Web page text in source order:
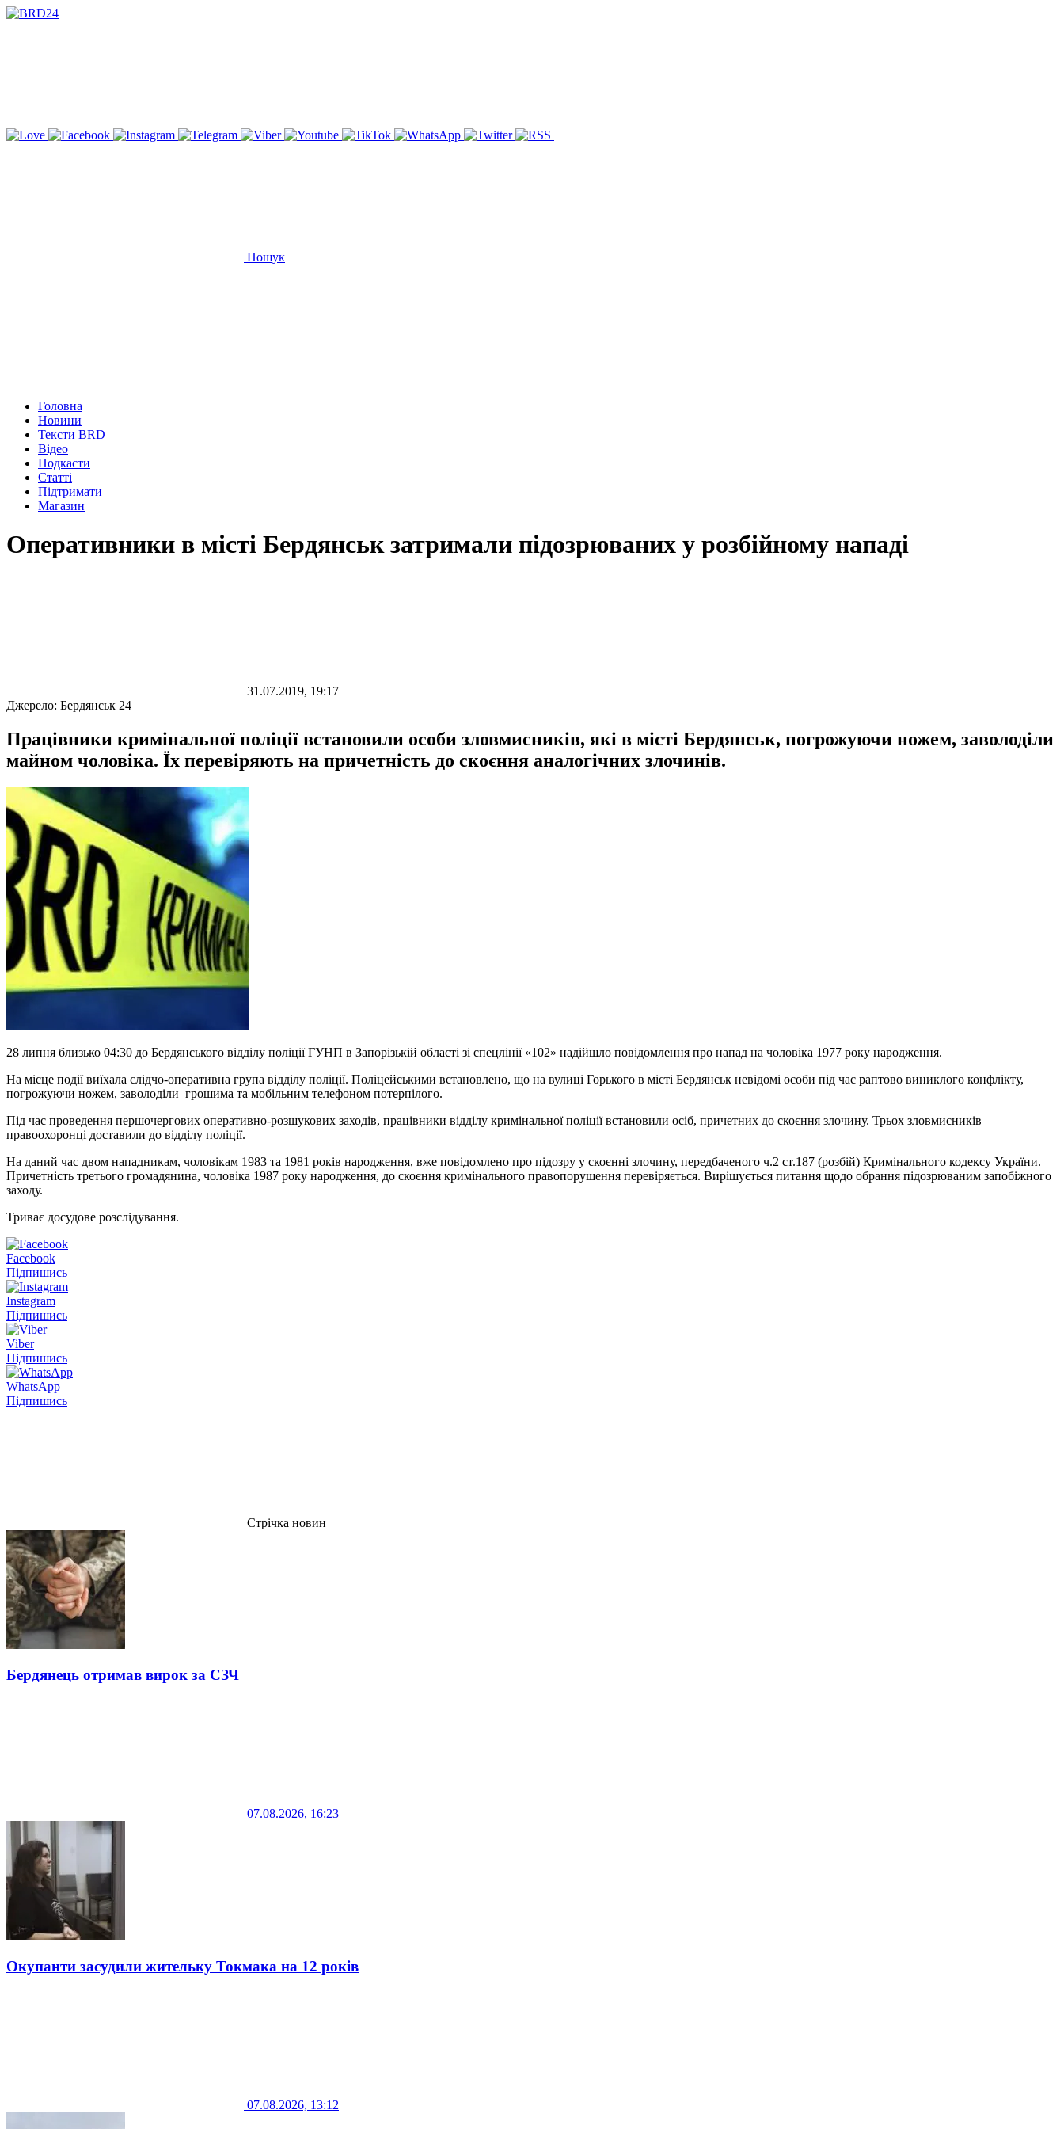
Пошук
Головна
Новини
Тексти BRD
Відео
Подкасти
Статті
Підтримати
Магазин
Оперативники в місті Бердянськ затримали підозрюваних у розбійному нападі
31.07.2019, 19:17
Джерело: Бердянськ 24
Працівники кримінальної поліції встановили особи зловмисників, які в місті Бердянськ, погрожуючи ножем, заволоділи
майном чоловіка. Їх перевіряють на причетність до скоєння аналогічних злочинів.
28 липня близько 04:30 до Бердянського відділу поліції ГУНП в Запорізькій області зі спецлінії «102» надійшло повідомлення про напад на чоловіка 1977 року народження.
На місце події виїхала слідчо-оперативна група відділу поліції. Поліцейськими встановлено, що на вулиці Горького в місті Бердянськ невідомі особи під час раптово виниклого конфлікту,
погрожуючи ножем, заволоділи грошима та мобільним телефоном потерпілого.
Під час проведення першочергових оперативно-розшукових заходів, працівники відділу кримінальної поліції встановили осіб, причетних до скоєння злочину. Трьох зловмисників
правоохоронці доставили до відділу поліції.
На даний час двом нападникам, чоловікам 1983 та 1981 років народження, вже повідомлено про підозру у скоєнні злочину, передбаченого ч.2 ст.187 (розбій) Кримінального кодексу України.
Причетність третього громадянина, чоловіка 1987 року народження, до скоєння кримінального правопорушення перевіряється. Вирішується питання щодо обрання підозрюваним запобіжного
заходу.
Триває досудове розслідування.
Facebook
Підпишись
Instagram
Підпишись
Viber
Підпишись
WhatsApp
Підпишись
Стрічка новин
Бердянець отримав вирок за СЗЧ
07.08.2026, 16:23
Окупанти засудили жительку Токмака на 12 років
07.08.2026, 13:12